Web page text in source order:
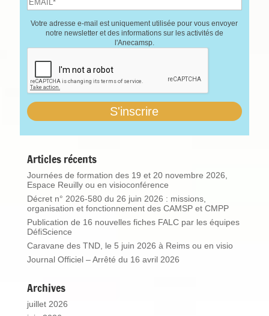
Votre adresse e-mail est uniquement utilisée pour vous envoyer
notre newsletter et des informations sur les activités de
l'Anecamsp.
Articles récents
Journées de formation des 19 et 20 novembre 2026,
Espace Reuilly ou en visioconférence
Décret n° 2026-580 du 26 juin 2026 : missions,
organisation et fonctionnement des CAMSP et CMPP
Publication de 16 nouvelles fiches FALC par les équipes
DéfiScience
Caravane des TND, le 5 juin 2026 à Reims ou en visio
Journal Officiel – Arrêté du 16 avril 2026
Archives
juillet 2026